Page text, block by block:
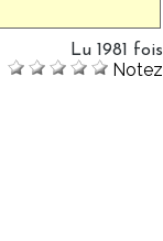
Lu 1981 fois
Notez